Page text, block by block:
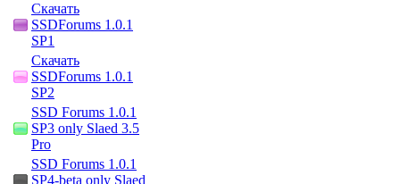
Скачать
SSDForums 1.0.1
SP1
Скачать
SSDForums 1.0.1
SP2
SSD Forums 1.0.1
SP3 only Slaed 3.5
Pro
SSD Forums 1.0.1
SP4-beta only Slaed